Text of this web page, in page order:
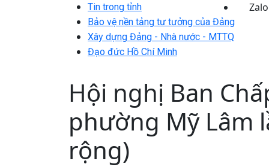
Tin trong tỉnh
Bảo vệ nền tảng tư tưởng của Đảng
Xây dựng Đảng - Nhà nước - MTTQ
Đạo đức Hồ Chí Minh
Zalo
Hội nghị Ban
phường Mỹ Lâm
rộng)